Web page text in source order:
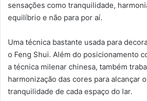
sensações como tranquilidade,
equilíbrio e não para por aí.
Uma técnica bastante usada para
o Feng Shui. Além do posicionamento
a técnica milenar chinesa, também
harmonização das cores para alcançar
tranquilidade de cada espaço do lar.